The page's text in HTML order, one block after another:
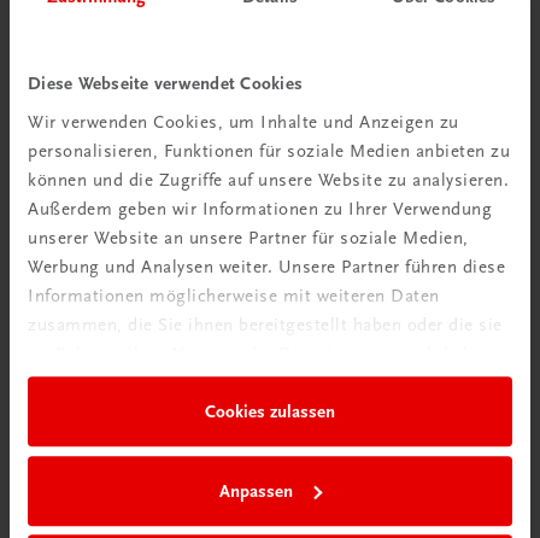
Diese Webseite verwendet Cookies
Wir verwenden Cookies, um Inhalte und Anzeigen zu
personalisieren, Funktionen für soziale Medien anbieten zu
können und die Zugriffe auf unsere Website zu analysieren.
Außerdem geben wir Informationen zu Ihrer Verwendung
unserer Website an unsere Partner für soziale Medien,
Werbung und Analysen weiter. Unsere Partner führen diese
Informationen möglicherweise mit weiteren Daten
zusammen, die Sie ihnen bereitgestellt haben oder die sie
Cookies zulassen
Anpassen
Bildung
€ 5,00